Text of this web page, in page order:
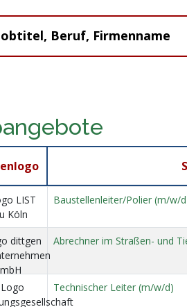
Baustellenleiter/Polier (m/w/
Abrechner im Straßen- und
Technischer Leiter (m/w/d)